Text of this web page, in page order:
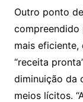
Outro ponto
compreendido
mais eficiente,
“receita
diminuição da
meios lícitos.